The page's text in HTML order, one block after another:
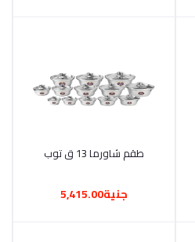
أضف إلى السلة
طقم شاورما 13 ق توب
جنية5,415.00